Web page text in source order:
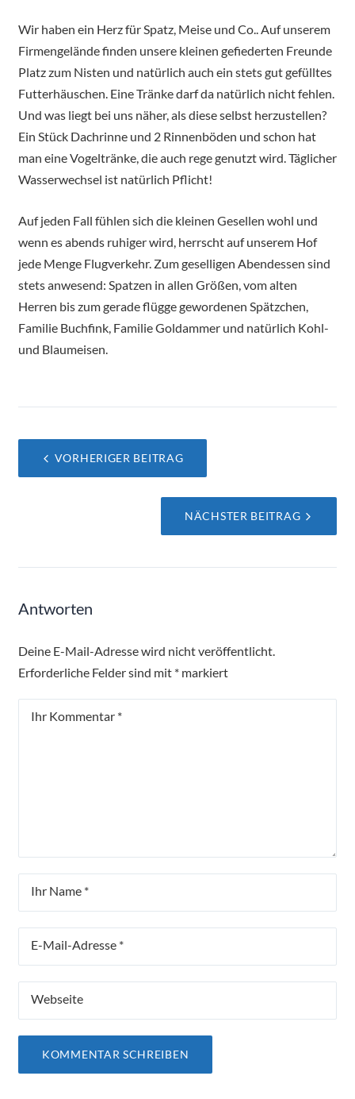
Wir haben ein Herz für Spatz, Meise und Co.. Auf unserem
Firmengelände finden unsere kleinen gefiederten Freunde
Platz zum Nisten und natürlich auch ein stets gut gefülltes
Futterhäuschen. Eine Tränke darf da natürlich nicht fehlen.
Und was liegt bei uns näher, als diese selbst herzustellen?
Ein Stück Dachrinne und 2 Rinnenböden und schon hat
man eine Vogeltränke, die auch rege genutzt wird. Täglicher
Wasserwechsel ist natürlich Pflicht!
Auf jeden Fall fühlen sich die kleinen Gesellen wohl und
wenn es abends ruhiger wird, herrscht auf unserem Hof
jede Menge Flugverkehr. Zum geselligen Abendessen sind
stets anwesend: Spatzen in allen Größen, vom alten
Herren bis zum gerade flügge gewordenen Spätzchen,
Familie Buchfink, Familie Goldammer und natürlich Kohl-
und Blaumeisen.
Beitragsnavigation
VORHERIGER BEITRAG
NÄCHSTER BEITRAG
Antworten
Deine E-Mail-Adresse wird nicht veröffentlicht.
Erforderliche Felder sind mit * markiert